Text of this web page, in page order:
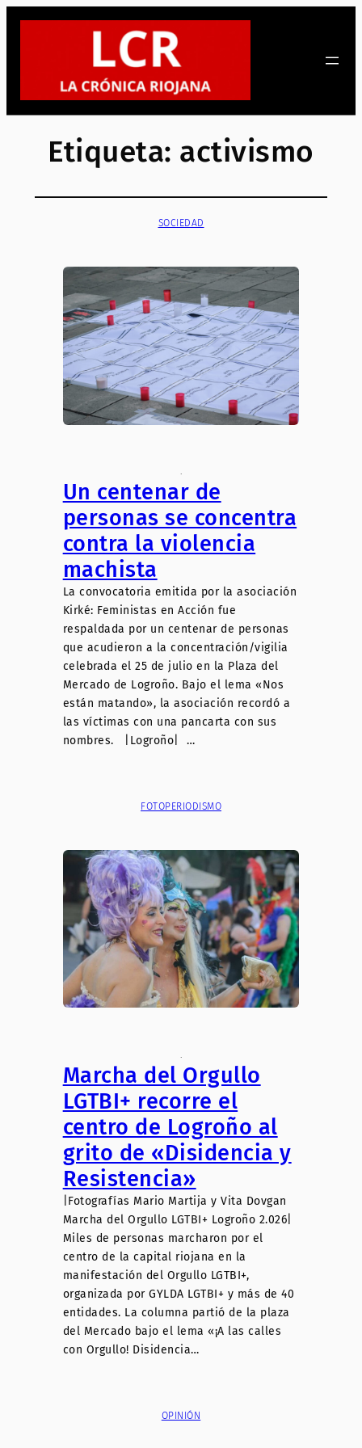
Saltar
Etiqueta: activismo
SOCIEDAD
.
Un centenar de
personas se concentra
contra la violencia
machista
La convocatoria emitida por la asociación
Kirké: Feministas en Acción fue
respaldada por un centenar de personas
que acudieron a la concentración/vigilia
celebrada el 25 de julio en la Plaza del
Mercado de Logroño. Bajo el lema «Nos
están matando», la asociación recordó a
las víctimas con una pancarta con sus
nombres. |Logroño| …
FOTOPERIODISMO
.
Marcha del Orgullo
LGTBI+ recorre el
centro de Logroño al
grito de «Disidencia y
Resistencia»
|Fotografías Mario Martija y Vita Dovgan
Marcha del Orgullo LGTBI+ Logroño 2.026|
Miles de personas marcharon por el
centro de la capital riojana en la
manifestación del Orgullo LGTBI+,
organizada por GYLDA LGTBI+ y más de 40
entidades. La columna partió de la plaza
del Mercado bajo el lema «¡A las calles
con Orgullo! Disidencia…
OPINIÓN